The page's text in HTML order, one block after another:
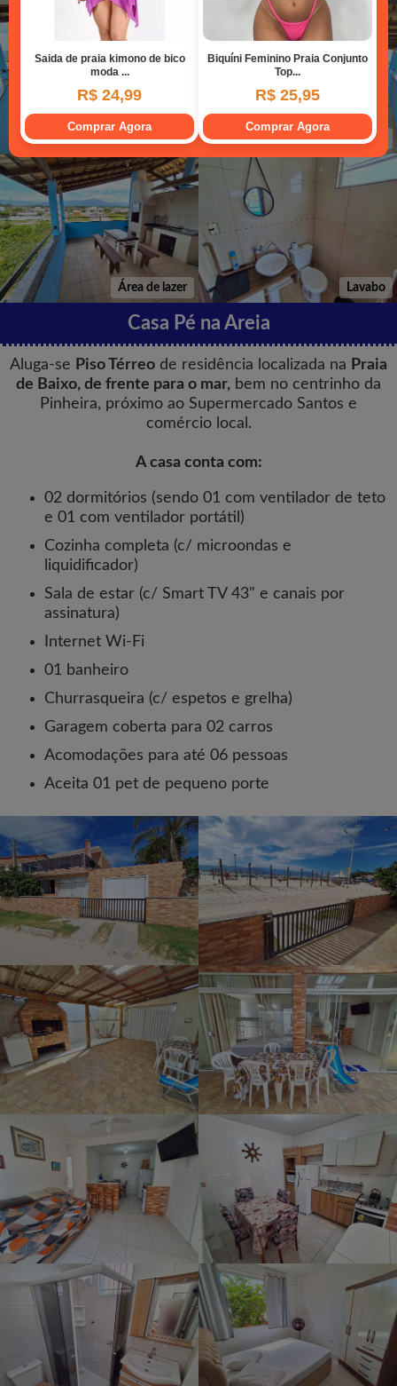
Área de lazer Área de lazer
Área de lazer Lavabo
Casa Pé na Areia
Aluga-se Piso Térreo de residência localizada na Praia
de Baixo, de frente para o mar, bem no centrinho da
Pinheira, próximo ao Supermercado Santos e
comércio local.
A casa conta com:
02 dormitórios (sendo 01 com ventilador de teto
e 01 com ventilador portátil)
Cozinha completa (c/ microondas e
liquidificador)
Sala de estar (c/ Smart TV 43" e canais por
assinatura)
Internet Wi-Fi
01 banheiro
Churrasqueira (c/ espetos e grelha)
Garagem coberta para 02 carros
Acomodações para até 06 pessoas
Aceita 01 pet de pequeno porte